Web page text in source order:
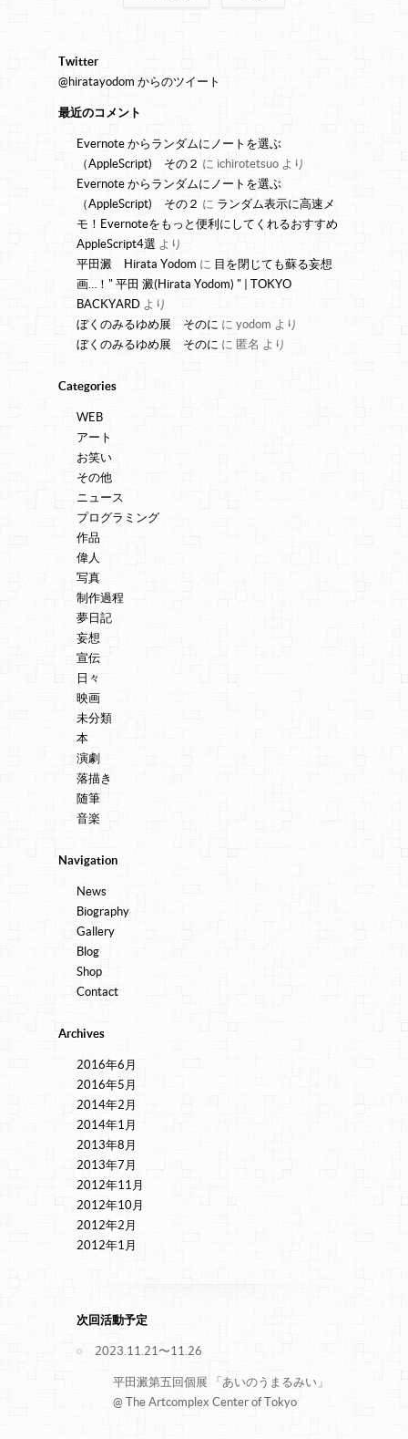
Twitter
@hiratayodom からのツイート
最近のコメント
Evernote からランダムにノートを選ぶ
（AppleScript) その２ に ichirotetsuo より
Evernote からランダムにノートを選ぶ
（AppleScript) その２ に ランダム表示に高速メ
モ！Evernoteをもっと便利にしてくれるおすすめ
AppleScript4選 より
平田澱 Hirata Yodom に 目を閉じても蘇る妄想
画…！" 平田 澱(Hirata Yodom) " | TOKYO
BACKYARD より
ぼくのみるゆめ展 そのに に yodom より
ぼくのみるゆめ展 そのに に 匿名 より
Categories
WEB
アート
お笑い
その他
ニュース
プログラミング
作品
偉人
写真
制作過程
夢日記
妄想
宣伝
日々
映画
未分類
本
演劇
落描き
随筆
音楽
Navigation
News
Biography
Gallery
Blog
Shop
Contact
Archives
2016年6月
2016年5月
2014年2月
2014年1月
2013年8月
2013年7月
2012年11月
2012年10月
2012年2月
2012年1月
次回活動予定
2023.11.21〜11.26
平田澱第五回個展 「あいのうまるみい」
@ The Artcomplex Center of Tokyo